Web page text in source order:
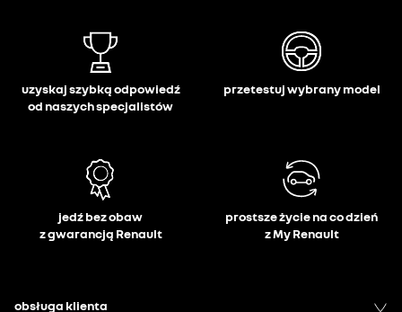
uzyskaj szybką odpowiedź
od naszych specjalistów
przetestuj wybrany model
jedź bez obaw
z gwarancją Renault
prostsze życie na co dzień
z My Renault
obsługa klienta